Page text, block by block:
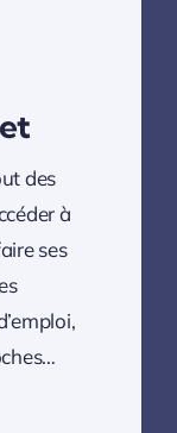
des
à
ses